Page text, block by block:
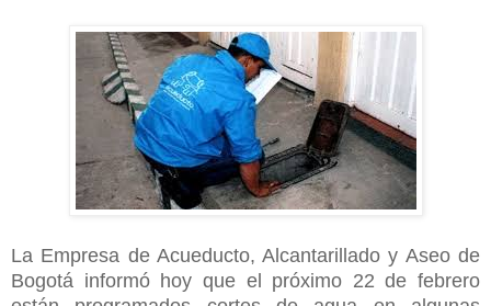
La Empresa de Acueducto, Alcantarillado y Aseo de
Bogotá informó hoy que el próximo 22 de febrero